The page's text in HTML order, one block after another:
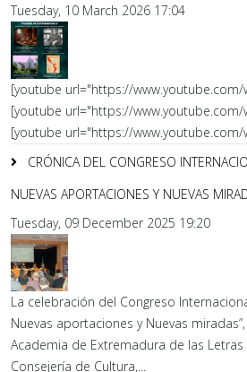
Tuesday, 10 March 2026 17:04
[youtube url="https://www.youtube.com/
[youtube url="https://www.youtube.com/
[youtube url="https://www.youtube.com/
CRÓNICA DEL CONGRESO
NUEVAS APORTACIONES Y NUEVAS
Tuesday, 09 December 2025 19:20
La celebración del Congreso
Nuevas aportaciones y Nuevas
Academia de Extremadura de las Letras
Consejería de Cultura,...